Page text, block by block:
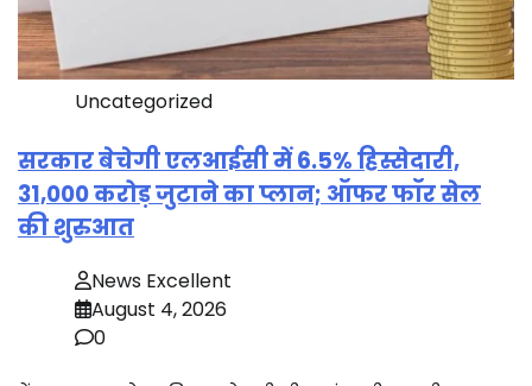
Uncategorized
सरकार बेचेगी एलआईसी में 6.5% हिस्सेदारी,
31,000 करोड़ जुटाने का प्लान; ऑफर फॉर सेल
की शुरुआत
News Excellent
August 4, 2026
0